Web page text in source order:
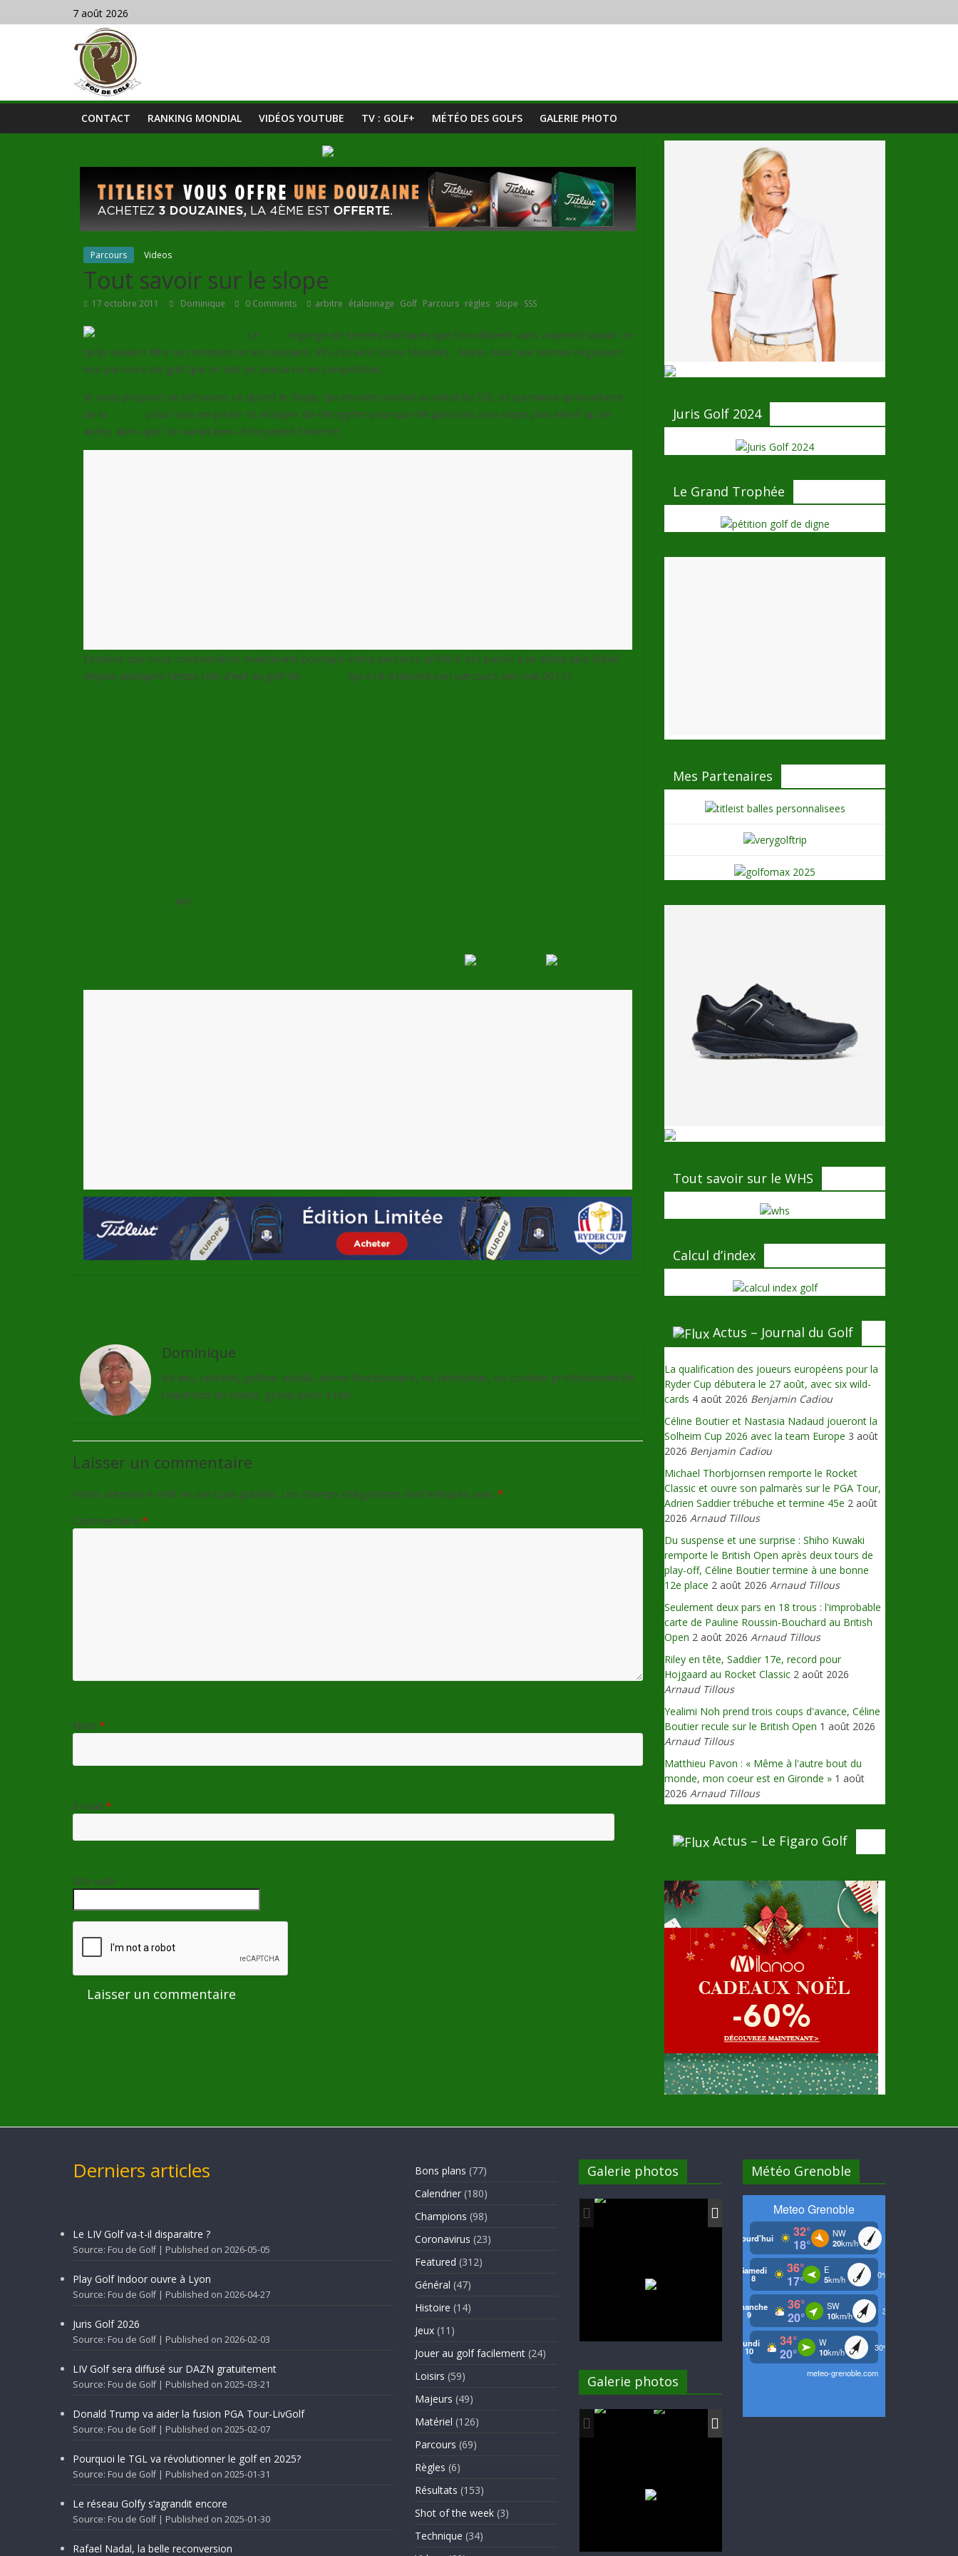
7 août 2026
CONTACT RANKING MONDIAL VIDÉOS YOUTUBE TV : GOLF+ MÉTÉO DES GOLFS GALERIE PHOTO
Parcours Videos
Tout savoir sur le slope
17 octobre 2011 Dominique 0 Comments arbitre, étalonnage, Golf, Parcours, règles, slope, SSS
Le
regorge de termes barbares que l’on utilisent sans vraiment savoir ce
qu’ils veulent dire ou comment on les calculent. SSS (Scratch Score Standar), Slope, tous ces termes régissent
nos parcours de golf que ce soit en amical ou en compétition.
Je vous propose de découvrir ce qu’est le Slope, qui ensuite conduit au calcul du SSS, et qui mieux qu’un arbitre
de la
pour nous en parler et essayer de décrypter pourquoi tel parcours a un slope plus élevé qu tel
autre, alors que l’on aurait peut-être pensé l’inverse.
J’espère que vous comprendrez maintenant pourquoi votre parcours préféré est passé à un slope plus élevé
depuis quelques temps (clin d’oeil au golf de
qui a ré-étalonné son parcours sen mai 2011).
par
Dominique
64 ans, retraité, golfeur assidu, ancien fonctionnaire, ex-tennisman, ex-cordeur professionnel de
raquettes de tennis, grand-père 4 fois.
Laisser un commentaire
Votre adresse e-mail ne sera pas publiée. Les champs obligatoires sont indiqués avec *
Commentaire *
Nom *
E-mail *
Site web
Juris Golf 2024
Le Grand Trophée
Mes Partenaires
Tout savoir sur le WHS
Calcul d’index
Actus – Journal du Golf
La qualification des joueurs européens pour la
Ryder Cup débutera le 27 août, avec six wild-
cards 4 août 2026 Benjamin Cadiou
Céline Boutier et Nastasia Nadaud joueront la
Solheim Cup 2026 avec la team Europe 3 août
2026 Benjamin Cadiou
Michael Thorbjornsen remporte le Rocket
Classic et ouvre son palmarès sur le PGA Tour,
Adrien Saddier trébuche et termine 45e 2 août
2026 Arnaud Tillous
Du suspense et une surprise : Shiho Kuwaki
remporte le British Open après deux tours de
play-off, Céline Boutier termine à une bonne
12e place 2 août 2026 Arnaud Tillous
Seulement deux pars en 18 trous : l'improbable
carte de Pauline Roussin-Bouchard au British
Open 2 août 2026 Arnaud Tillous
Riley en tête, Saddier 17e, record pour
Hojgaard au Rocket Classic 2 août 2026
Arnaud Tillous
Yealimi Noh prend trois coups d'avance, Céline
Boutier recule sur le British Open 1 août 2026
Arnaud Tillous
Matthieu Pavon : « Même à l'autre bout du
monde, mon coeur est en Gironde » 1 août
2026 Arnaud Tillous
Actus – Le Figaro Golf
Derniers articles
Le LIV Golf va-t-il disparaitre ?
Source: Fou de Golf Published on 2026-05-05
Play Golf Indoor ouvre à Lyon
Source: Fou de Golf Published on 2026-04-27
Juris Golf 2026
Source: Fou de Golf Published on 2026-02-03
LIV Golf sera diffusé sur DAZN gratuitement
Source: Fou de Golf Published on 2025-03-21
Donald Trump va aider la fusion PGA Tour-LivGolf
Source: Fou de Golf Published on 2025-02-07
Pourquoi le TGL va révolutionner le golf en 2025?
Source: Fou de Golf Published on 2025-01-31
Le réseau Golfy s’agrandit encore
Source: Fou de Golf Published on 2025-01-30
Rafael Nadal, la belle reconversion
Bons plans (77)
Calendrier (180)
Champions (98)
Coronavirus (23)
Featured (312)
Général (47)
Histoire (14)
Jeux (11)
Jouer au golf facilement (24)
Loisirs (59)
Majeurs (49)
Matériel (126)
Parcours (69)
Règles (6)
Résultats (153)
Shot of the week (3)
Technique (34)
Galerie photos
Galerie photos
Météo Grenoble